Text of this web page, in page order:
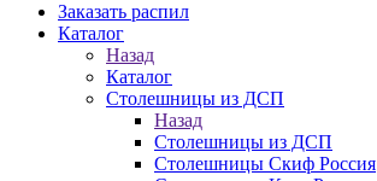
Заказать распил
Каталог
Назад
Каталог
Столешницы из ДСП
Назад
Столешницы из ДСП
Столешницы Скиф Россия